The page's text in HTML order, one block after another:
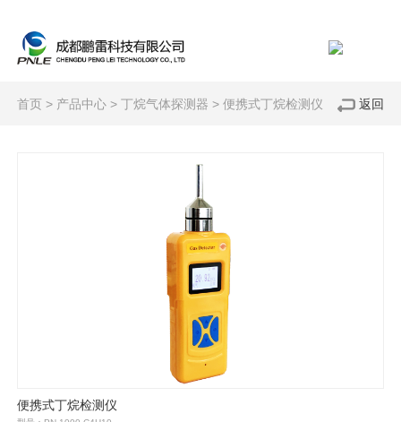
首页 > 产品中心 > 丁烷气体探测器 > 便携式丁烷检测仪 返回
便携式丁烷检测仪